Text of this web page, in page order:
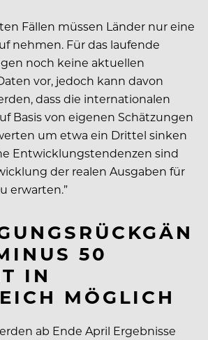
Fällen müssen Länder nur eine
nehmen. Für das laufende
noch keine aktuellen
vor, jedoch kann davon
dass die internationalen
Basis von eigenen Schätzungen
um etwa ein Drittel sinken
Entwicklungstendenzen sind
der realen Ausgaben für
erwarten.”
50
IN
MÖGLICH
ab Ende April Ergebnisse